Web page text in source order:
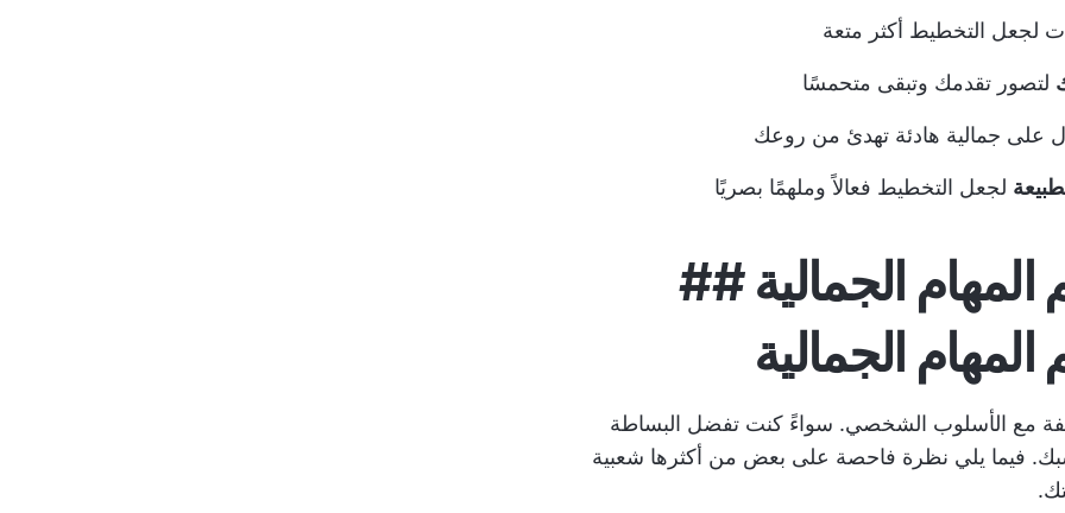
لجعل التخطيط أكثر متعة
لتصور تقدمك وتبقى متحمسًا
على جمالية هادئة تهدئ من روعك
لجعل التخطيط فعالاً وملهمًا بصريًا
المهام الجمالية ##
المهام الجمالية
مع الأسلوب الشخصي. سواءً كنت تفضل البساطة
فيما يلي نظرة فاحصة على بعض من أكثرها شعبية